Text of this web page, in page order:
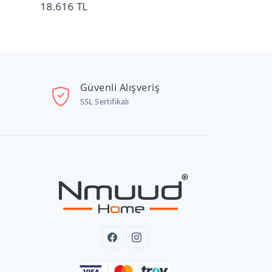
27.592 TL
Güvenli Alışveriş
SSL Sertifikalı